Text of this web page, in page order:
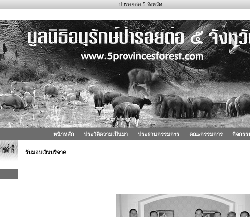
ป่ารอยต่อ 5 จังหวัด
หน้าหลัก ประวัติความเป็นมา ประธานกรรมการ คณะกรรมการ กิจกรร
รับมอบเงินบริจาค